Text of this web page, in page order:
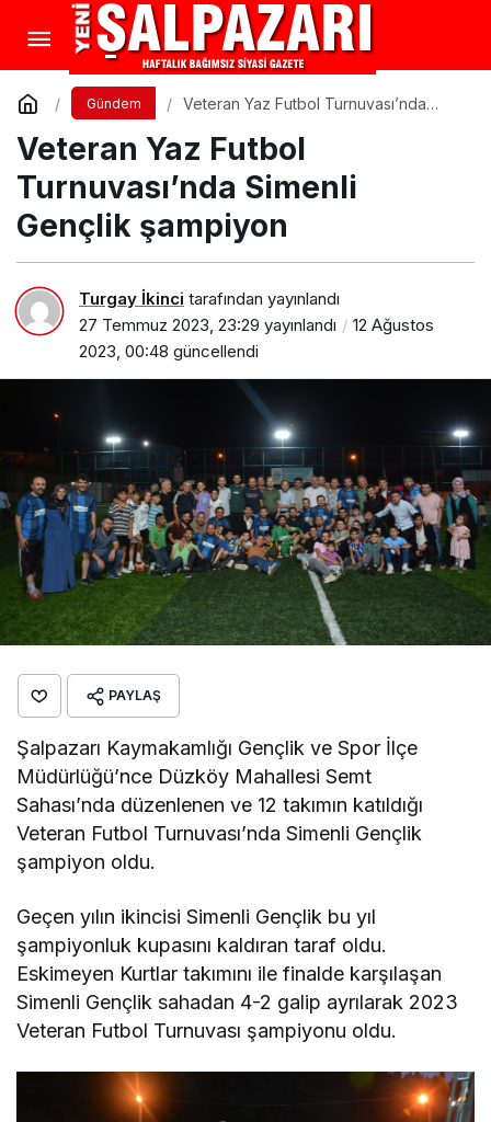
Gündem
Veteran Yaz Futbol Turnuvası’nda
Veteran Yaz Futbol
Turnuvası’nda Simenli
Gençlik şampiyon
Turgay İkinci tarafından yayınlandı
27 Temmuz 2023, 23:29 yayınlandı
12 Ağustos
2023, 00:48 güncellendi
PAYLAŞ
Şalpazarı Kaymakamlığı Gençlik ve Spor İlçe
Müdürlüğü’nce Düzköy Mahallesi Semt
Sahası’nda düzenlenen ve 12 takımın katıldığı
Veteran Futbol Turnuvası’nda Simenli Gençlik
şampiyon oldu.
Geçen yılın ikincisi Simenli Gençlik bu yıl
şampiyonluk kupasını kaldıran taraf oldu.
Eskimeyen Kurtlar takımını ile finalde karşılaşan
Simenli Gençlik sahadan 4-2 galip ayrılarak 2023
Veteran Futbol Turnuvası şampiyonu oldu.